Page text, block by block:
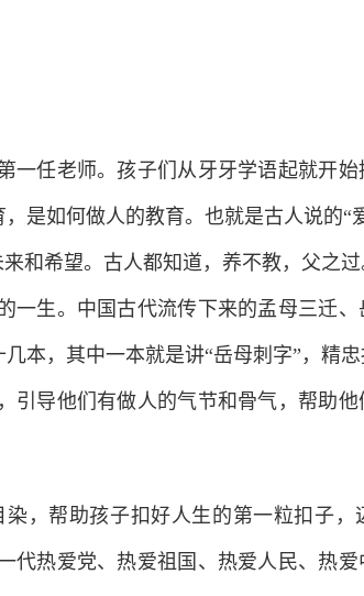
任老师。孩子们从牙牙学语起就开始
是如何做人的教育。也就是古人说的“
和希望。古人都知道，养不教，父之
一生。中国古代流传下来的孟母三迁
本，其中一本就是讲“岳母刺字”，精
引导他们有做人的气节和骨气，帮助
帮助孩子扣好人生的第一粒扣子，
代热爱党、热爱祖国、热爱人民、热